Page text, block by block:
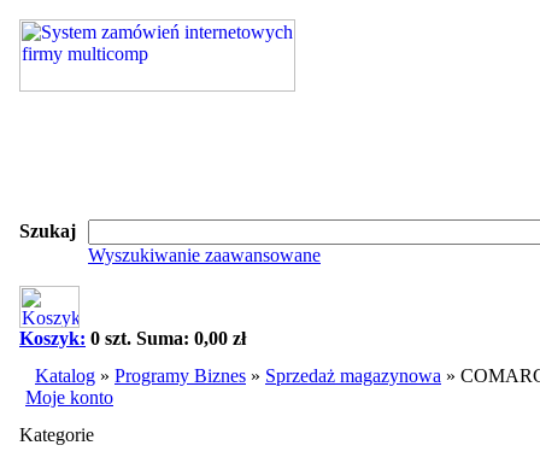
Szukaj
Wyszukiwanie zaawansowane
Koszyk: 0 szt. Suma: 0,00 zł
Katalog » Programy Biznes » Sprzedaż magazynowa »
Moje konto
Kategorie